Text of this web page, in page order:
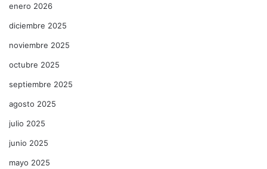
enero 2026
diciembre 2025
noviembre 2025
octubre 2025
septiembre 2025
agosto 2025
julio 2025
junio 2025
mayo 2025